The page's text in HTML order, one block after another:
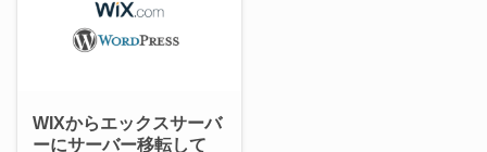
WIXからエックスサーバ
ーにサーバー移転して